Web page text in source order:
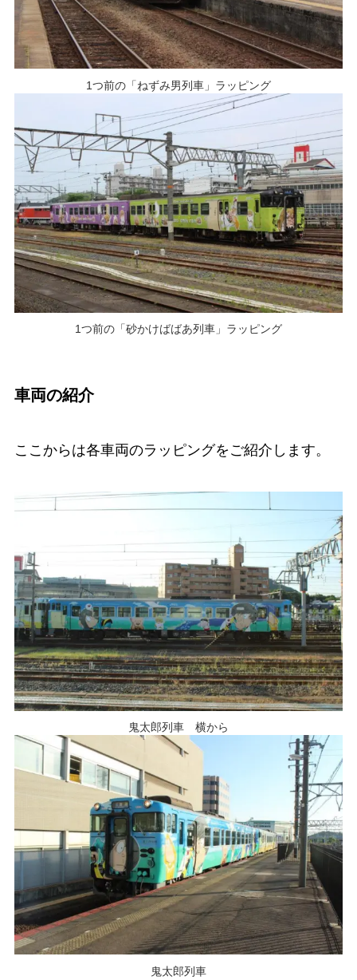
1つ前の「ねずみ男列車」ラッピング
1つ前の「砂かけばばあ列車」ラッピング
車両の紹介
ここからは各車両のラッピングをご紹介します。
鬼太郎列車 横から
鬼太郎列車